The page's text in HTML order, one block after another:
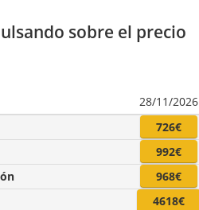
sobre el precio
28/11/2026
726€
992€
968€
4618€